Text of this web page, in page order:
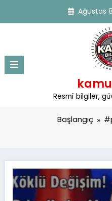
Ağustos
Resmî bilgiler,
Etiket:
Başlangıç